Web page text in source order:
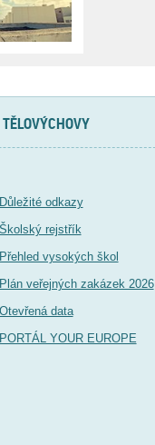
Důležité odkazy
Školský rejstřík
Přehled vysokých škol
Plán veřejných zakázek 2026
Otevřená data
PORTÁL YOUR EUROPE